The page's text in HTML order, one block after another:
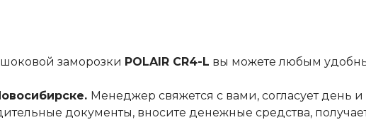
заморозки POLAIR CR4-L вы можете любым
Менеджер свяжется с вами, согласует день
документы, вносите денежные средства,